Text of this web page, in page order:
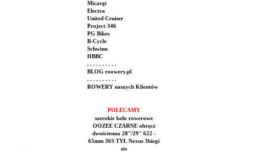
Micargi
Electra
United Cruiser
Project 346
PG Bikes
B-Cycle
Schwinn
HBBC
. . . . . . . . . .
BLOG roowery.pl
. . . . . . . . . .
ROWERY naszych Klientów
POLECAMY
szerokie koło rowerowe
OOZEE CZARNE obręcz
dwuścienna 28"/29" 622 -
65mm 36S TYŁ Nexus 3biegi
sts